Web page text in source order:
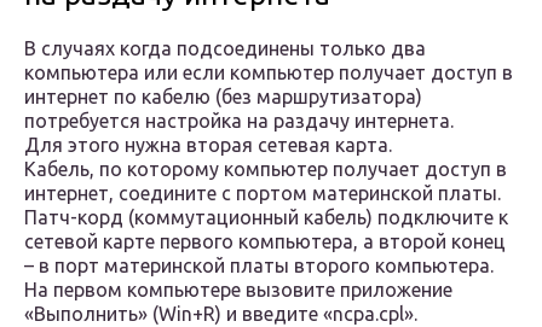
В случаях когда подсоединены только два
компьютера или если компьютер получает доступ в
интернет по кабелю (без маршрутизатора)
потребуется настройка на раздачу интернета.
Для этого нужна вторая сетевая карта.
Кабель, по которому компьютер получает доступ в
интернет, соедините с портом материнской платы.
Патч-корд (коммутационный кабель) подключите к
сетевой карте первого компьютера, а второй конец
– в порт материнской платы второго компьютера.
На первом компьютере вызовите приложение
«Выполнить» (Win+R) и введите «ncpa.cpl».